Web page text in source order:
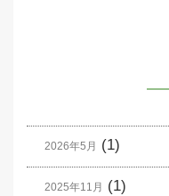
2026年5月 (1)
2025年11月 (1)